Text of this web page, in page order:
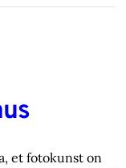
et fotokunst on